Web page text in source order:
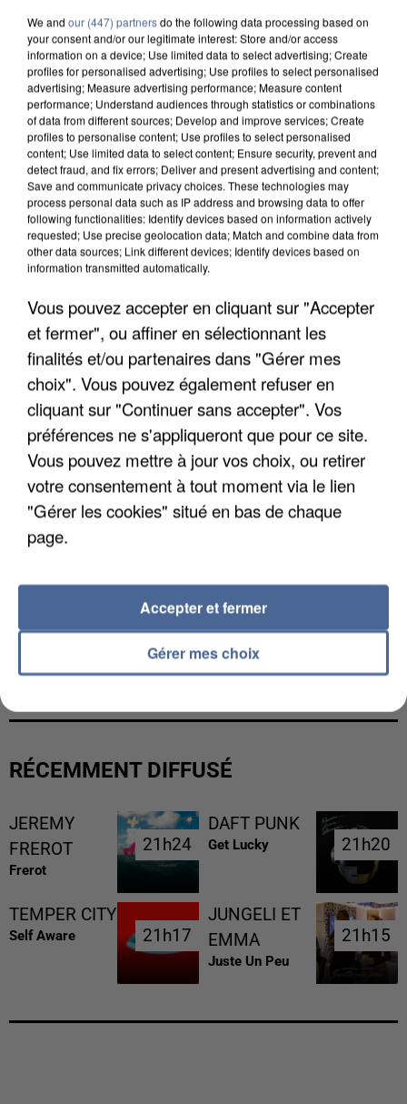
UN SECOND CADRE DE LA DZ MAFIA
INTERPELLÉ EN ALGÉRIE
UNE TOURISTE DE L’OISE EMPORTÉE PAR UNE
COULÉE DE BOUE EN HAUTE-SAVOIE
RÉCEMMENT DIFFUSÉ
JEREMY
FREROT
Frerot
21h24
21h24
DAFT PUNK
Get Lucky 21h20
21h20
TEMPER CITY
Self Aware 21h17
21h17
JUNGELI ET
EMMA
Juste Un Peu
21h15
21h15
We and our (447) partnersdo the following data processing based on
your consent and/or our legitimate interest: Store and/or access
information on a device; Use limited data to select advertising; Create
profiles for personalised advertising; Use profiles to select personalised
advertising; Measure advertising performance; Measure content
performance; Understand audiences through statistics or combinations
of data from different sources; Develop and improve services; Create
profiles to personalise content; Use profiles to select personalised
content; Use limited data to select content; Ensure security, prevent and
detect fraud, and fix errors; Deliver and present advertising and content;
Save and communicate privacy choices. These technologies may
process personal data such as IP address and browsing data to offer
following functionalities: Identify devices based on information actively
requested; Use precise geolocation data; Match and combine data from
other data sources; Link different devices; Identify devices based on
information transmitted automatically.
Vous pouvez accepter en cliquant sur "Accepter
et fermer", ou affiner en sélectionnant les
finalités et/ou partenaires dans "Gérer mes
choix". Vous pouvez également refuser en
cliquant sur "Continuer sans accepter". Vos
préférences ne s'appliqueront que pour ce site.
Vous pouvez mettre à jour vos choix, ou retirer
votre consentement à tout moment via le lien
"Gérer les cookies" situé en bas de chaque
page.
Gérer mes choix
Accepter et fermer